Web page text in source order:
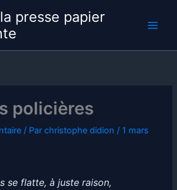
presse papier
policières
/ Parchristophe didion / 1 mars
se flatte, à juste raison,